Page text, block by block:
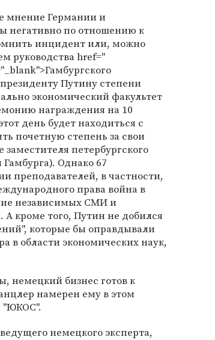
мнение Германии и
негативно по отношению к
инцидент или, можно
руководства href="
Путину степени
экономический факультет
награждения на 10
день будет находиться с
почетную степень за свои
петербургского
Однако 67
преподавателей, в частности,
права война в
независимых СМИ и
кроме того, Путин не добился
которые бы оправдывали
в области экономических наук,
немецкий бизнес готов к
намерен ему в этом
"ЮКОС".
немецкого эксперта,